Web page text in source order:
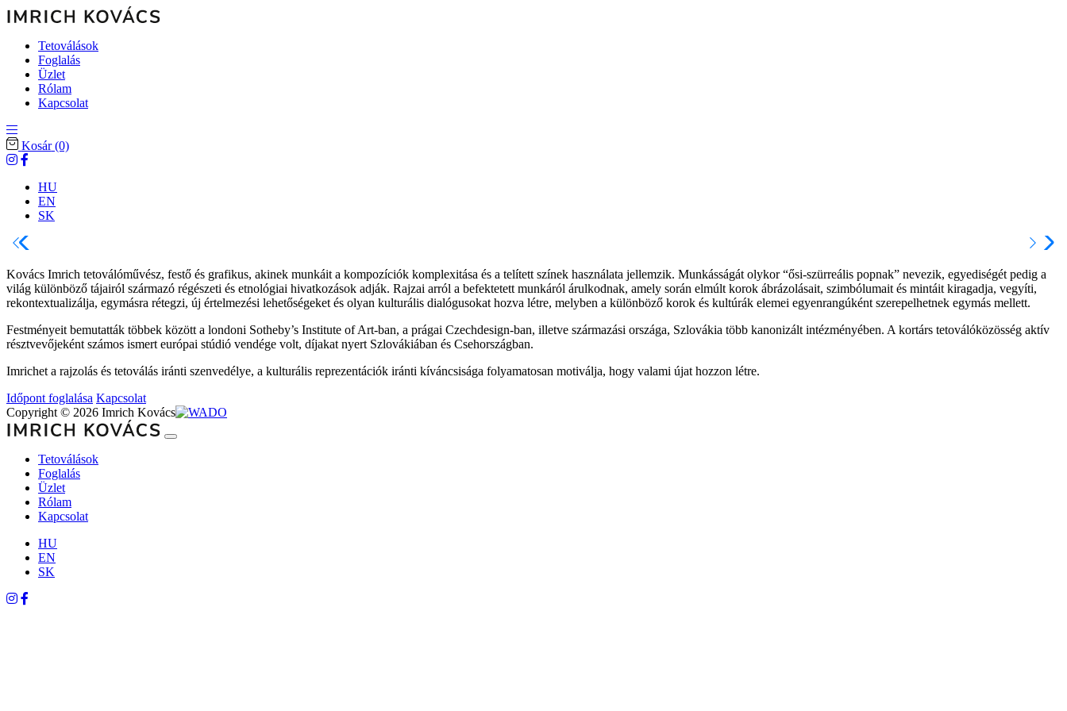
Tetoválások
Foglalás
Üzlet
Rólam
Kapcsolat
Kosár(0)
HU
EN
SK
Kovács Imrich tetoválóművész, festő és grafikus, akinek munkáit a kompozíciók komplexitása és a telített színek használata jellemzik. Munkásságát olykor “ősi-szürreális popnak” nevezik, egyediségét pedig a
világ különböző tájairól származó régészeti és etnológiai hivatkozások adják. Rajzai arról a befektetett munkáról árulkodnak, amely során elmúlt korok ábrázolásait, szimbólumait és mintáit kiragadja, vegyíti,
rekontextualizálja, egymásra rétegzi, új értelmezési lehetőségeket és olyan kulturális dialógusokat hozva létre, melyben a különböző korok és kultúrák elemei egyenrangúként szerepelhetnek egymás mellett.
Festményeit bemutatták többek között a londoni Sotheby’s Institute of Art-ban, a prágai Czechdesign-ban, illetve származási országa, Szlovákia több kanonizált intézményében. A kortárs tetoválóközösség aktív
résztvevőjeként számos ismert európai stúdió vendége volt, díjakat nyert Szlovákiában és Csehországban.
Imrichet a rajzolás és tetoválás iránti szenvedélye, a kulturális reprezentációk iránti kíváncsisága folyamatosan motiválja, hogy valami újat hozzon létre.
Időpont foglalása Kapcsolat
Copyright © 2026 Imrich Kovács
Tetoválások
Foglalás
Üzlet
Rólam
Kapcsolat
HU
EN
SK